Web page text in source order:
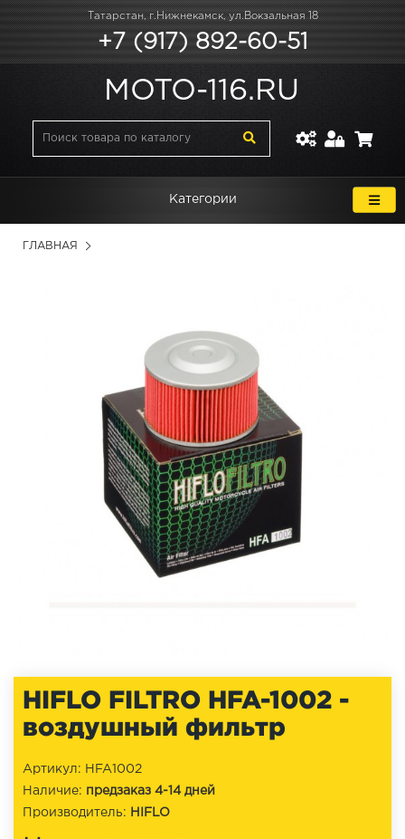
Татарстан, г.Нижнекамск, ул.Вокзальная 18
+7 (917) 892-60-51
MOTO-116.RU
Категории
ГЛАВНАЯ
HIFLO FILTRO HFA-1002 -
воздушный фильтр
Артикул: HFA1002
Наличие: предзаказ 4-14 дней
Производитель:
HIFLO